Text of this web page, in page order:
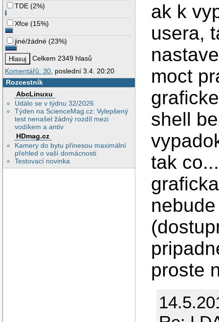
TDE (2%)
Xfce (15%)
jiné/žádné (23%)
Celkem 2349 hlasů
Komentářů: 30 , poslední 3.4. 20:20
Rozcestník
AbcLinuxu
Událo se v týdnu 32/2026
Týden na ScienceMag.cz: Vylepšený
test nenašel žádný rozdíl mezi
vodíkem a antiv
HDmag.cz
Kamery do bytu přinesou maximální
přehled o vaší domácnosti
Testovací novinka
ak k
usera,
moct
shell
tak
proste